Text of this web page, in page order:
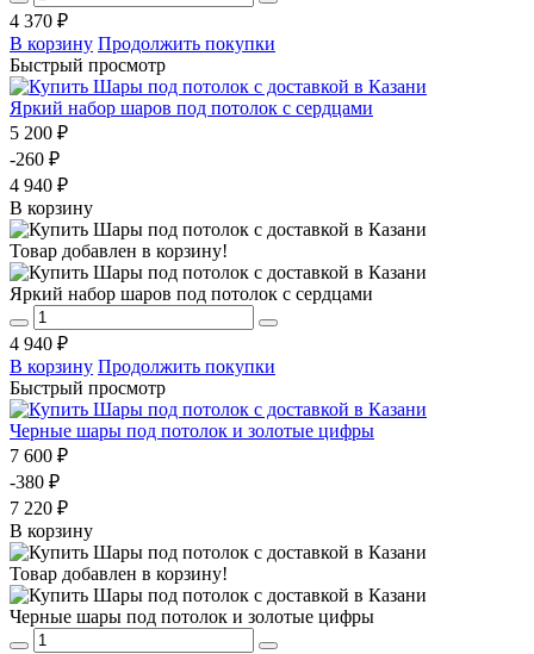
4 370 ₽
В корзину Продолжить покупки
Быстрый просмотр
Яркий набор шаров под потолок с сердцами
5 200 ₽
-260 ₽
4 940 ₽
В корзину
Товар добавлен в корзину!
Яркий набор шаров под потолок с сердцами
4 940 ₽
В корзину Продолжить покупки
Быстрый просмотр
Черные шары под потолок и золотые цифры
7 600 ₽
-380 ₽
7 220 ₽
В корзину
Товар добавлен в корзину!
Черные шары под потолок и золотые цифры